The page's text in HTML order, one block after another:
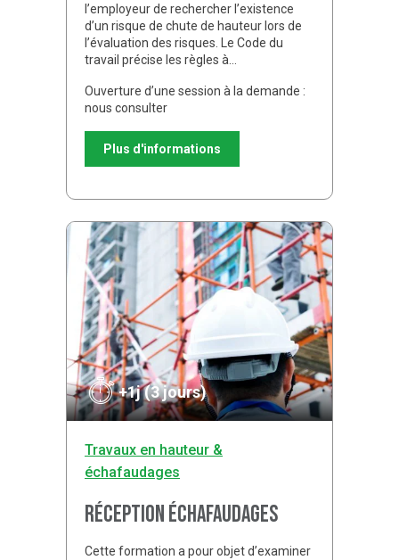
l’employeur de rechercher l’existence
d’un risque de chute de hauteur lors de
l’évaluation des risques. Le Code du
travail précise les règles à…
Ouverture d’une session à la demande :
nous consulter
Plus d'informations
+1j (3 jours)
Travaux en hauteur &
échafaudages
Réception échafaudages
Cette formation a pour objet d’examiner